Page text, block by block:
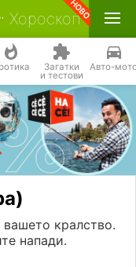
Хороскоп
Загатки
и тестови
Авто-
кралство.
напади.